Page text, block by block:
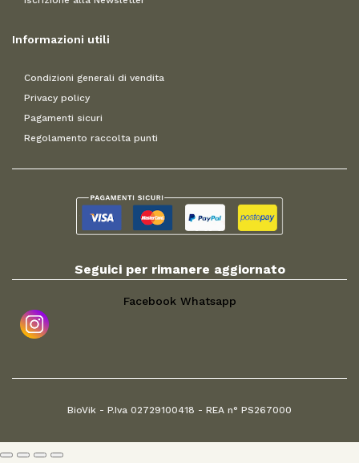
Informazioni utili
Condizioni generali di vendita
Privacy policy
Pagamenti sicuri
Regolamento raccolta punti
Seguici per rimanere aggiornato
Facebook Whatsapp
BioVik - P.Iva 02729100418 - REA n° PS267000